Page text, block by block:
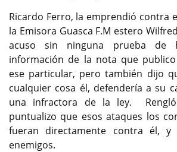
Ricardo Ferro, la emprendió contra
la Emisora Guasca F.M estero
acuso sin ninguna prueba de
información de la nota que
ese particular, pero también dijo
cualquier cosa él, defendería a su
una infractora de la ley.
puntualizo que esos ataques los
fueran directamente contra él, y
enemigos.